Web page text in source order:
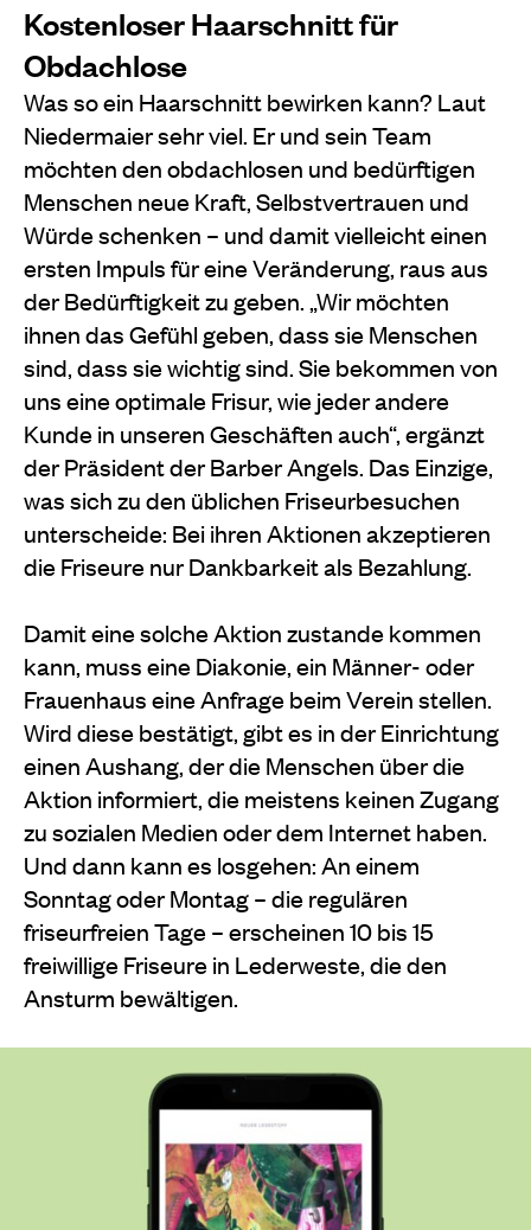
Kostenloser Haarschnitt für
Obdachlose
Was so ein Haarschnitt bewirken kann? Laut
Niedermaier sehr viel. Er und sein Team
möchten den obdachlosen und bedürftigen
Menschen neue Kraft, Selbstvertrauen und
Würde schenken – und damit vielleicht einen
ersten Impuls für eine Veränderung, raus aus
der Bedürftigkeit zu geben. „Wir möchten
ihnen das Gefühl geben, dass sie Menschen
sind, dass sie wichtig sind. Sie bekommen von
uns eine optimale Frisur, wie jeder andere
Kunde in unseren Geschäften auch“, ergänzt
der Präsident der Barber Angels. Das Einzige,
was sich zu den üblichen Friseurbesuchen
unterscheide: Bei ihren Aktionen akzeptieren
die Friseure nur Dankbarkeit als Bezahlung.
Damit eine solche Aktion zustande kommen
kann, muss eine Diakonie, ein Männer- oder
Frauenhaus eine Anfrage beim Verein stellen.
Wird diese bestätigt, gibt es in der Einrichtung
einen Aushang, der die Menschen über die
Aktion informiert, die meistens keinen Zugang
zu sozialen Medien oder dem Internet haben.
Und dann kann es losgehen: An einem
Sonntag oder Montag – die regulären
friseurfreien Tage – erscheinen 10 bis 15
freiwillige Friseure in Lederweste, die den
Ansturm bewältigen.